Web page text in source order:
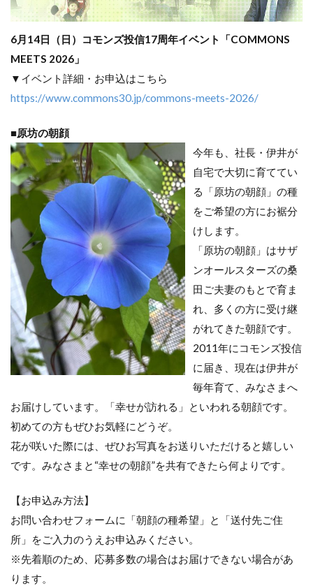
6月14日（日）コモンズ投信17周年イベント「COMMONS
MEETS 2026」
▼イベント詳細・お申込はこちら
https://www.commons30.jp/commons-meets-2026/
■原坊の朝顔
今年も、社長・伊井が
自宅で大切に育ててい
る「原坊の朝顔」の種
をご希望の方にお裾分
けします。
「原坊の朝顔」はサザ
ンオールスターズの桑
田ご夫妻のもとで育ま
れ、多くの方に受け継
がれてきた朝顔です。
2011年にコモンズ投信
に届き、現在は伊井が
毎年育て、みなさまへ
お届けしています。「幸せが訪れる」といわれる朝顔です。
初めての方もぜひお気軽にどうぞ。
花が咲いた際には、ぜひお写真をお送りいただけると嬉しい
です。みなさまと“幸せの朝顔”を共有できたら何よりです。
【お申込み方法】
お問い合わせフォームに「朝顔の種希望」と「送付先ご住
所」をご入力のうえお申込みください。
※先着順のため、応募多数の場合はお届けできない場合があ
ります。